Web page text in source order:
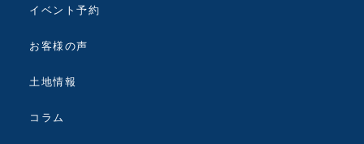
イベント予約
お客様の声
土地情報
コラム